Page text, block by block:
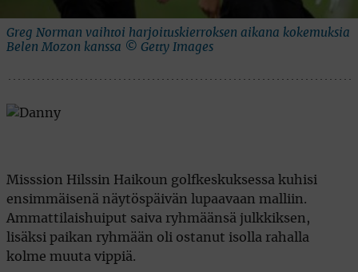
Greg Norman vaihtoi harjoituskierroksen aikana kokemuksia
Belen Mozon kanssa © Getty Images
Misssion Hilssin Haikoun golfkeskuksessa kuhisi
ensimmäisenä näytöspäivän lupaavaan malliin.
Ammattilaishuiput saiva ryhmäänsä julkkiksen,
lisäksi paikan ryhmään oli ostanut isolla rahalla
kolme muuta vippiä.